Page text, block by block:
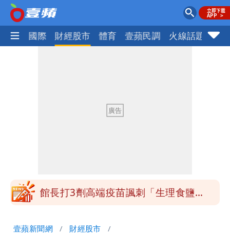
社會 國際 財經股市 體育 壹蘋民調 火線話題
HAHABABY帽T日文印成「哈哈鄙卑」
萬安：這很清楚標準一致
館長打3劑高端疫苗諷刺「生理食鹽
壹蘋新聞網 財經股市